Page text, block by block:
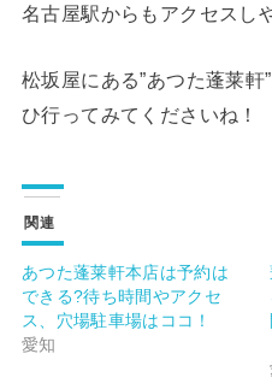
名古屋駅からもアクセスし
松坂屋にある”あつた蓬莱
ひ行ってみてくださいね！
関連
あつた蓬莱軒本店は予約は
できる?待ち時間やアクセ
ス、穴場駐車場はココ！
愛知